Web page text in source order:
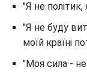
"Я не
"Я не буду
моїй країні
"Моя сила - не